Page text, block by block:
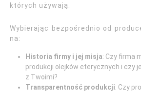
których używają.
Wybierając bezpośrednio od
na:
Historia firmy i jej misja: Czy firma
produkcji olejków eterycznych i czy
z Twoimi?
Transparentność produkcji: Czy